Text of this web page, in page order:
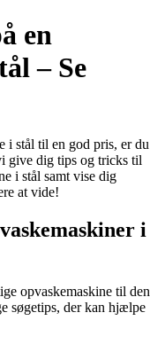
en
– Se
i stål til en god pris, er du
give dig tips og tricks til
i stål samt vise dig
at vide!
i
opvaskemaskine til den
søgetips, der kan hjælpe